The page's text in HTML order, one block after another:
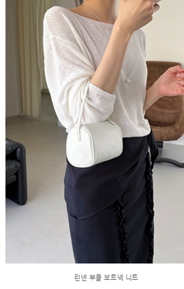
린넨 부클 보트넥 니트